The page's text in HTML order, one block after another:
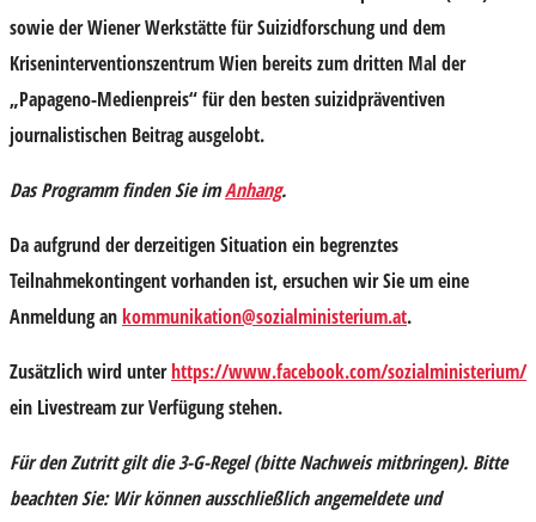
sowie der Wiener Werkstätte für Suizidforschung und dem
Kriseninterventionszentrum Wien bereits zum dritten Mal der
„Papageno-Medienpreis“ für den besten suizidpräventiven
journalistischen Beitrag ausgelobt.
Das Programm finden Sie imAnhang.
Da aufgrund der derzeitigen Situation ein begrenztes
Teilnahmekontingent vorhanden ist, ersuchen wir Sie um eine
Anmeldung ankommunikation@sozialministerium.at.
Zusätzlich wird unterhttps://www.facebook.com/sozialministerium/
ein Livestream zur Verfügung stehen.
Für den Zutritt gilt die 3-G-Regel (bitte Nachweis mitbringen). Bitte
beachten Sie:Wir können ausschließlich angemeldete und